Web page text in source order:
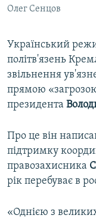
ІНФОГРАФІКА
ДОЛУЧАЙСЯ!
Усі сайти RFE/RL
Олег Сенцов
Український
політв'язень
звільнення
прямою
президента
Про це він
підтримку
правозахисника
рік перебуває в
«Однією з